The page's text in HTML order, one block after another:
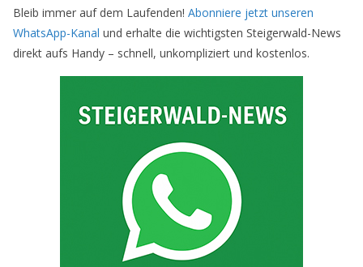
Bleib immer auf dem Laufenden! Abonniere jetzt unseren
WhatsApp-Kanal und erhalte die wichtigsten Steigerwald-News
direkt aufs Handy – schnell, unkompliziert und kostenlos.